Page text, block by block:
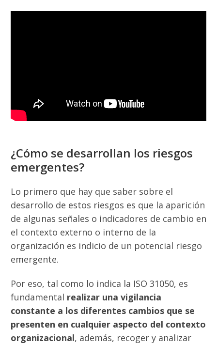
¿Cómo se desarrollan los riesgos
emergentes?
Lo primero que hay que saber sobre el
desarrollo de estos riesgos es que la aparición
de algunas señales o indicadores de cambio en
el contexto externo o interno de la
organización es indicio de un potencial riesgo
emergente.
Por eso, tal como lo indica la ISO 31050, es
fundamental realizar una vigilancia
constante a los diferentes cambios que se
presenten en cualquier aspecto del contexto
organizacional, además, recoger y analizar